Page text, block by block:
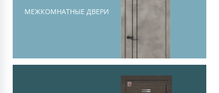
шумоизоляции
МЕЖКОМНАТНЫЕ ДВЕРИ